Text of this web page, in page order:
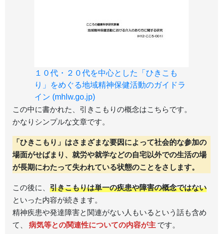
１０代・２０代を中心とした「ひきこも
り」をめぐる地域精神保健活動のガイドラ
イン (mhlw.go.jp)
この中に書かれた、引きこもりの概念はこちらです。
かなりシンプルな文章です。
「ひきこもり」はさまざまな要因によって社会的な参加の
場面がせばまり、就労や就学などの自宅以外での生活の場
が長期にわたって失われている状態のことをさします。
この後に、 引きこもりは単一の疾患や障害の概念ではない
といった内容が続きます。
精神疾患や発達障害と関連がない人もいるという話も含め
て、
病気等との関連性についての内容が主 です。